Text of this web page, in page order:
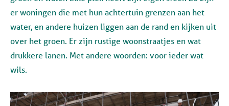
er woningen die met hun achtertuin grenzen aan het
water, en andere huizen liggen aan de rand en kijken uit
over het groen. Er zijn rustige woonstraatjes en wat
drukkere lanen. Met andere woorden: voor ieder wat
wils.